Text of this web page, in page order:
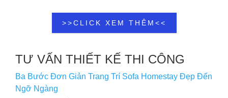
>>CLICK XEM THÊM<<
TƯ VẤN THIẾT KẾ THI CÔNG
Ba Bước Đơn Giản Trang Trí Sofa Homestay Đẹp Đến
Ngỡ Ngàng